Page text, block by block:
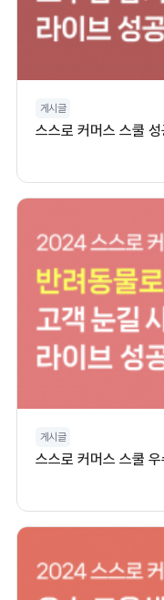
게시글
스스로 커머스 스쿨
게시글
스스로 커머스 스쿨